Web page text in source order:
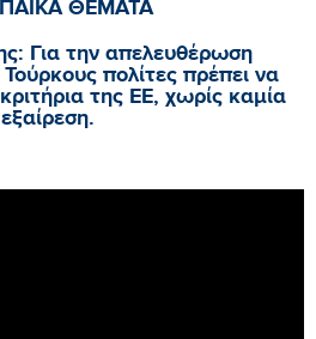
ΘΕΜΑΤΑ
Για την απελευθέρωση
πολίτες πρέπει να
της ΕΕ, χωρίς καμία
εξαίρεση.